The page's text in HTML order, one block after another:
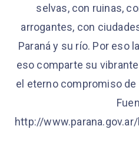
selvas, con ruinas,
arrogantes, con
Paraná y su río. Por eso
eso comparte su
el eterno compromiso de
http://